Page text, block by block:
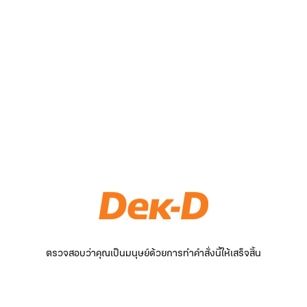
ตรวจสอบว่าคุณเป็นมนุษย์ด้วยการทำคำสั่งนี้ให้เสร็จสิ้น